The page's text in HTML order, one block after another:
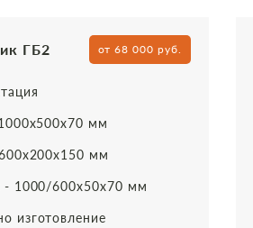
ГБ2 от 68 000 руб.
мм
мм
- 1000/600х50х70 мм
изготовление